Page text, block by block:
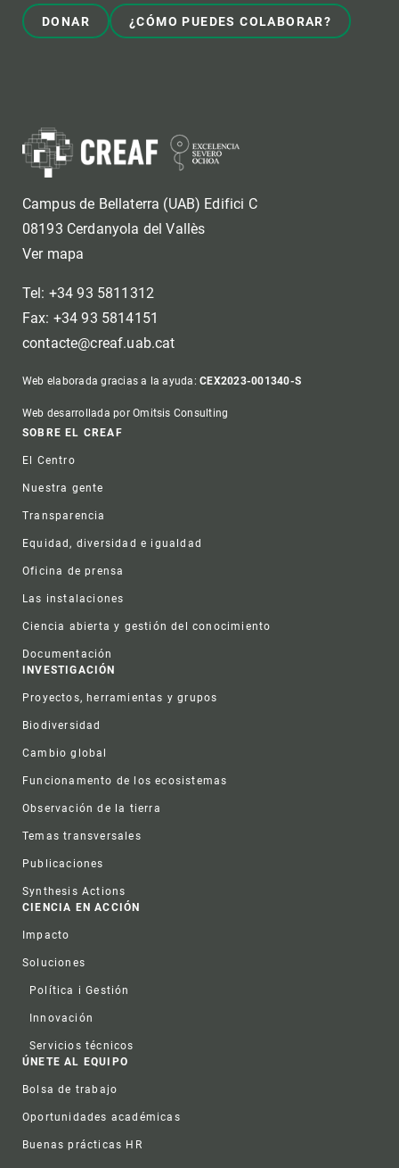
DONAR ¿CÓMO PUEDES COLABORAR?
Campus de Bellaterra (UAB) Edifici C
08193 Cerdanyola del Vallès
Ver mapa
Tel: +34 93 5811312
Fax: +34 93 5814151
contacte@creaf.uab.cat
Web elaborada gracias a la ayuda:CEX2023-001340-S
Web desarrollada por Omitsis Consulting
Footer
SOBRE EL CREAF
El Centro
Nuestra gente
Transparencia
Equidad, diversidad e igualdad
Oficina de prensa
Las instalaciones
Ciencia abierta y gestión del conocimiento
Documentación
INVESTIGACIÓN
Proyectos, herramientas y grupos
Biodiversidad
Cambio global
Funcionamento de los ecosistemas
Observación de la tierra
Temas transversales
Publicaciones
Synthesis Actions
CIENCIA EN ACCIÓN
Impacto
Soluciones
Política i Gestión
Innovación
Servicios técnicos
ÚNETE AL EQUIPO
Bolsa de trabajo
Oportunidades académicas
Buenas prácticas HR